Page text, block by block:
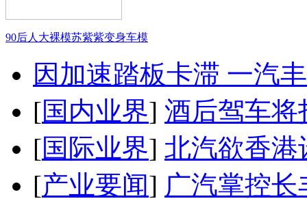
90后人大裸模苏紫紫变身车模
因加速踏板卡滞 一汽
[国内业界] 酒后驾车将
[国际业界] 北汽欲香港
[产业要闻] 广汽掌控